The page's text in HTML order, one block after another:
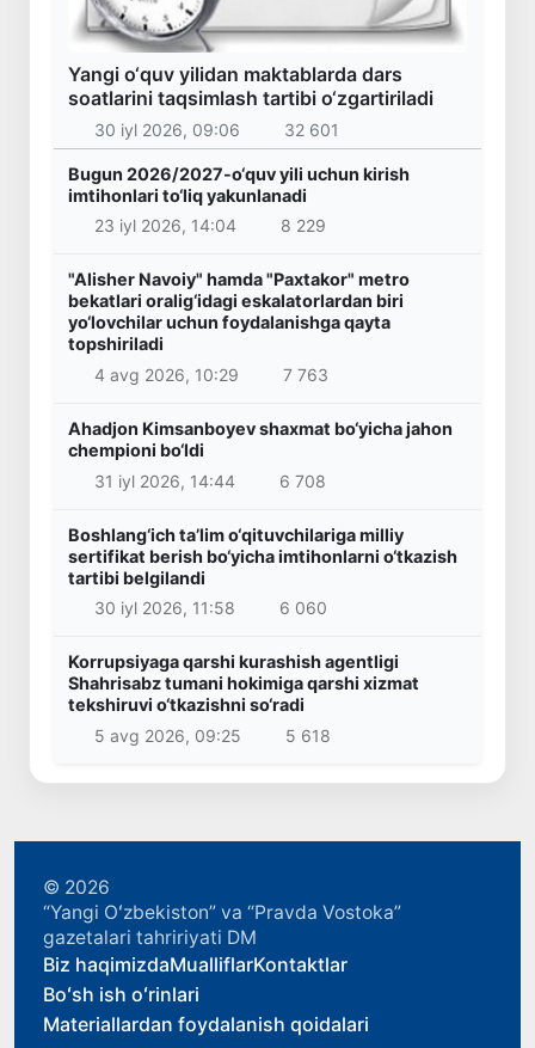
Yangi o‘quv yilidan maktablarda dars
soatlarini taqsimlash tartibi o‘zgartiriladi
30 iyl 2026, 09:06 32 601
Bugun 2026/2027-o‘quv yili uchun kirish
imtihonlari to‘liq yakunlanadi
23 iyl 2026, 14:04
8 229
"Alisher Navoiy" hamda "Paxtakor" metro
bekatlari oralig‘idagi eskalatorlardan biri
yo‘lovchilar uchun foydalanishga qayta
topshiriladi
4 avg 2026, 10:29
7 763
Ahadjon Kimsanboyev shaxmat bo‘yicha jahon
chempioni bo‘ldi
31 iyl 2026, 14:44
6 708
Boshlang‘ich ta’lim o‘qituvchilariga milliy
sertifikat berish bo‘yicha imtihonlarni o‘tkazish
tartibi belgilandi
30 iyl 2026, 11:58
6 060
Korrupsiyaga qarshi kurashish agentligi
Shahrisabz tumani hokimiga qarshi xizmat
tekshiruvi o‘tkazishni so‘radi
5 avg 2026, 09:25
5 618
© 2026
“Yangi Oʻzbekiston” va “Pravda Vostoka”
gazetalari tahririyati DM
Biz haqimizdaMualliflarKontaktlar
Boʻsh ish oʻrinlari
Materiallardan foydalanish qoidalari